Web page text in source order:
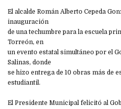
El alcalde Román Alberto Cepeda
inauguración
de una techumbre para la escuela
Torreón, en
un evento estatal simultáneo por el
Salinas, donde
se hizo entrega de 10 obras más de
estudiantil.
El Presidente Municipal felicitó al